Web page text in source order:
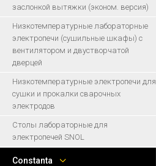
заслонкой вытяжки (эконом. версия)
Низкотемпературные лабораторные
электропечи (сушильные шкафы) с
вентилятором и двустворчатой
дверцей
Низкотемпературные электропечи для
сушки и прокалки сварочных
электродов
Столы лабораторные для
электропечей SNOL
Сonstanta